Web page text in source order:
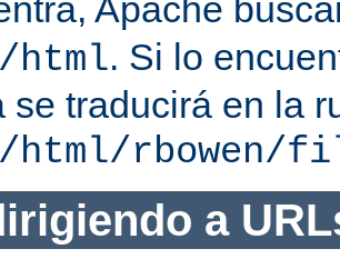
Apache
html. Si lo
se traducirá en la
html/rbowen/
a